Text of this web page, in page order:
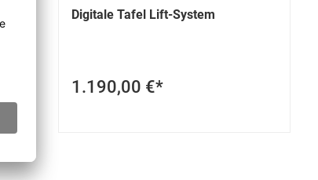
Digitale Tafel Lift-System
1.190,00 €*